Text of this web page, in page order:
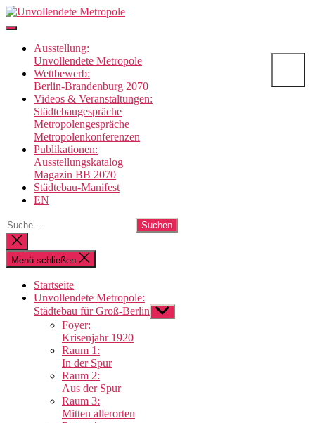
Direkt
zum
wechseln
Unvollendete
Ausstellung:
Unvollendete Metropole
Wettbewerb:
Berlin-Brandenburg 2070
Videos & Veranstaltungen:
Städtebaugespräche
Metropolengespräche
Metropolenkonferenzen
Publikationen:
Ausstellungskatalog
Magazin BB 2070
Städtebau-Manifest
EN
Suche
nach:
Suche
schließen
Menü schließen
Startseite
Unvollendete Metropole:
Städtebau für Groß-Berlin Untermenü
anzeigen
Foyer:
Krisenjahr 1920
Raum 1:
In der Spur
Raum 2:
Aus der Spur
Raum 3:
Mitten allerorten